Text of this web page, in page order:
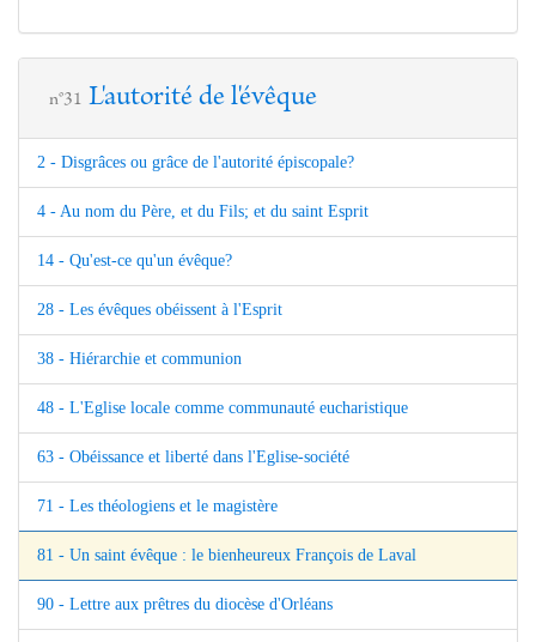
n°31 L'autorité de l'évêque
2 - Disgrâces ou grâce de l'autorité épiscopale?
4 - Au nom du Père, et du Fils; et du saint Esprit
14 - Qu'est-ce qu'un évêque?
28 - Les évêques obéissent à l'Esprit
38 - Hiérarchie et communion
48 - L'Eglise locale comme communauté eucharistique
63 - Obéissance et liberté dans l'Eglise-société
71 - Les théologiens et le magistère
81 - Un saint évêque : le bienheureux François de Laval
90 - Lettre aux prêtres du diocèse d'Orléans